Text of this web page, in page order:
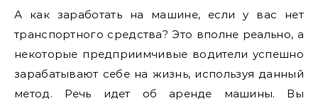
А как заработать на машине, если у вас нет
транспортного средства? Это вполне реально, а
некоторые предприимчивые водители успешно
зарабатывают себе на жизнь, используя данный
метод. Речь идет об аренде машины. Вы